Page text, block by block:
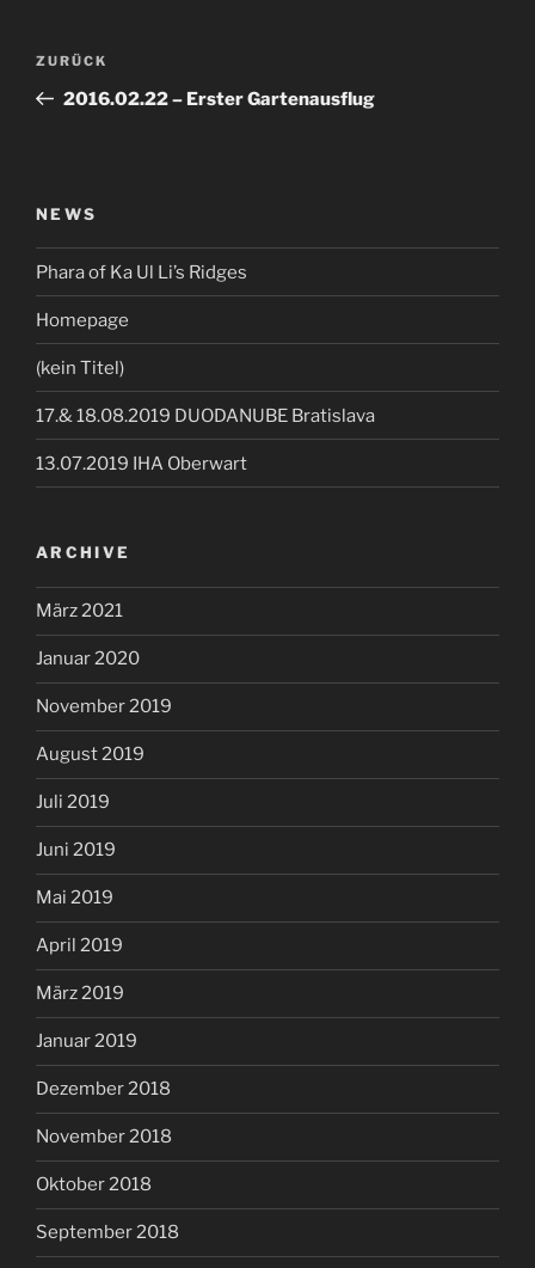
Beitragsnavigation
Vorheriger
Beitrag
ZURÜCK
2016.02.22 – Erster Gartenausflug
NEWS
Phara of Ka Ul Li’s Ridges
Homepage
(kein Titel)
17.& 18.08.2019 DUODANUBE Bratislava
13.07.2019 IHA Oberwart
ARCHIVE
März 2021
Januar 2020
November 2019
August 2019
Juli 2019
Juni 2019
Mai 2019
April 2019
März 2019
Januar 2019
Dezember 2018
November 2018
Oktober 2018
September 2018